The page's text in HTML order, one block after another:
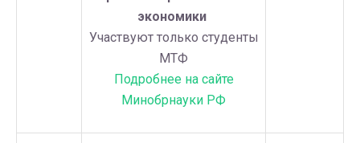
экономики
Участвуют только студенты
МТФ
Подробнее на сайте
Минобрнауки РФ